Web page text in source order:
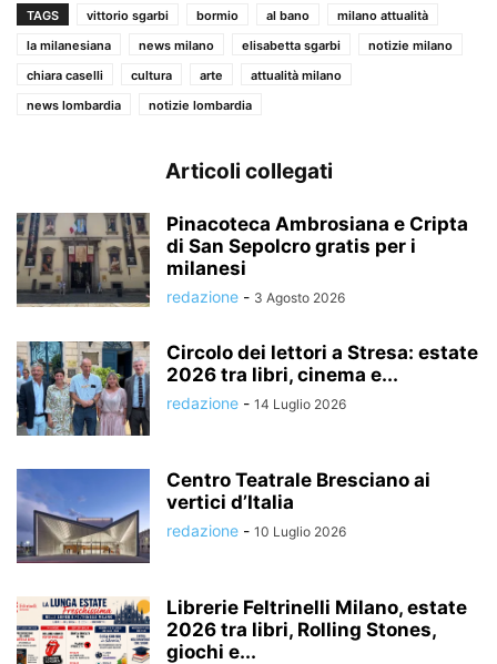
TAGS vittorio sgarbi bormio al bano
milano attualità
la milanesiana
news milano elisabetta sgarbi
notizie milano
chiara caselli
cultura arte
attualità milano
news lombardia
notizie lombardia
Articoli collegati
Pinacoteca Ambrosiana e Cripta
di San Sepolcro gratis per i
milanesi
redazione - 3 Agosto 2026
Circolo dei lettori a Stresa: estate
2026 tra libri, cinema e...
redazione - 14 Luglio 2026
Centro Teatrale Bresciano ai
vertici d’Italia
redazione - 10 Luglio 2026
Librerie Feltrinelli Milano, estate
2026 tra libri, Rolling Stones,
giochi e...